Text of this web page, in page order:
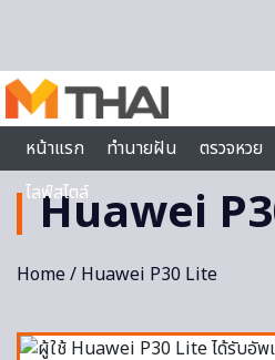
หน้าแรก
ทำนายฝัน ตรวจหวย
ไลฟ์สไตล์
Huawei
Home/ Huawei P30 Lite